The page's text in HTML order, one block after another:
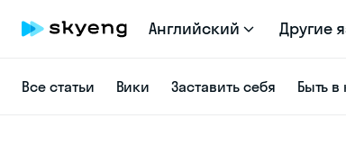
Английский Другие
Все статьи Вики Заставить себя Быть в